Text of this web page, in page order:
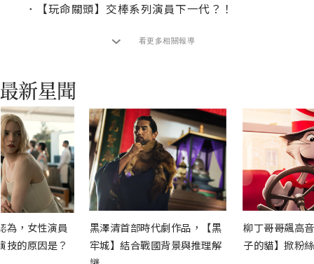
．
【玩命關頭】交棒系列演員下一代？！
看更多相關報導
為，女性演員
技的原因是？
黑澤清首部時代劇作品，【黑
牢城】結合戰國背景與推理解
柳丁哥哥飆高
子的貓】掀粉